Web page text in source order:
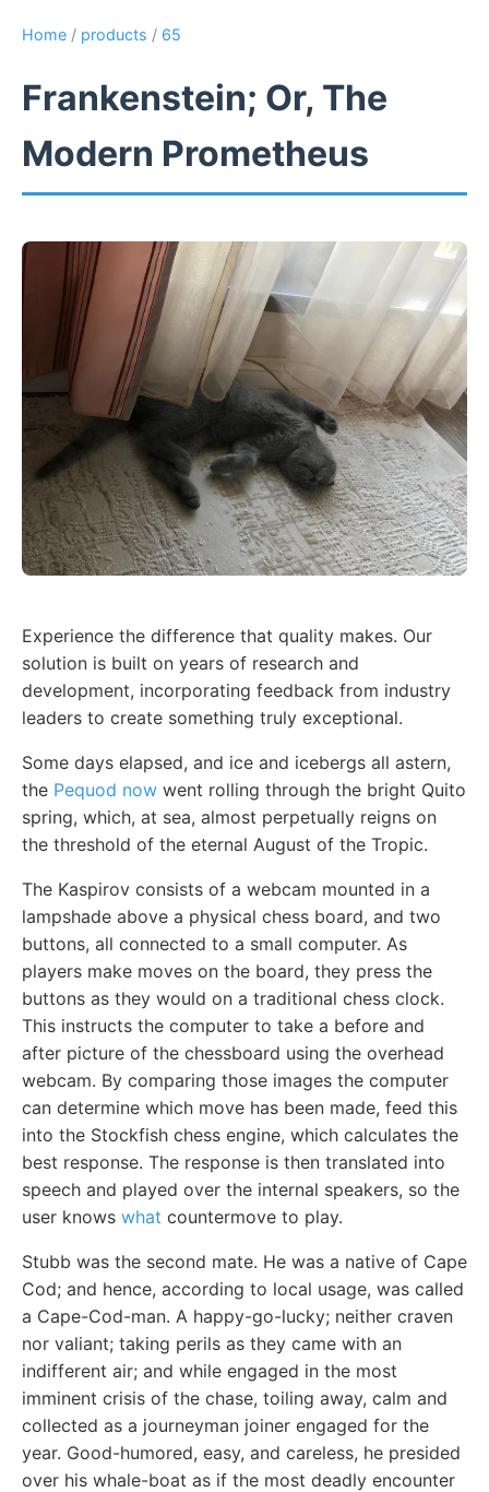
Home / products / 65
Frankenstein; Or, The
Modern Prometheus
Experience the difference that quality makes. Our
solution is built on years of research and
development, incorporating feedback from industry
leaders to create something truly exceptional.
Some days elapsed, and ice and icebergs all astern,
the Pequod now went rolling through the bright Quito
spring, which, at sea, almost perpetually reigns on
the threshold of the eternal August of the Tropic.
The Kaspirov consists of a webcam mounted in a
lampshade above a physical chess board, and two
buttons, all connected to a small computer. As
players make moves on the board, they press the
buttons as they would on a traditional chess clock.
This instructs the computer to take a before and
after picture of the chessboard using the overhead
webcam. By comparing those images the computer
can determine which move has been made, feed this
into the Stockfish chess engine, which calculates the
best response. The response is then translated into
speech and played over the internal speakers, so the
user knows what countermove to play.
Stubb was the second mate. He was a native of Cape
Cod; and hence, according to local usage, was called
a Cape-Cod-man. A happy-go-lucky; neither craven
nor valiant; taking perils as they came with an
indifferent air; and while engaged in the most
imminent crisis of the chase, toiling away, calm and
collected as a journeyman joiner engaged for the
year. Good-humored, easy, and careless, he presided
over his whale-boat as if the most deadly encounter